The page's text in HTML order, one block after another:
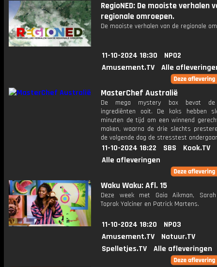
RegioNED: De mooiste verhalen
regionale omroepen.
De mooiste verhalen van de regionale
11-10-2024 18:30
NPO2
Amusement.TV
Alle
MasterChef Australië
De mega mystery box bevat de
ingrediënten ooit. De koks hebben
minuten de tijd om een ​​winnend
maken, waarna de drie slechts
de volgende dag de stresstest
11-10-2024 18:22 SBS
Kook.TV
Alle afleveringen
Waku Waku: Afl. 15
Deze week met Gaia Aikman,
Toprak Yalciner en Patrick Martens.
11-10-2024 18:20
NPO3
Amusement.TV
Natuur.TV
Spelletjes.TV
Alle afleveringen